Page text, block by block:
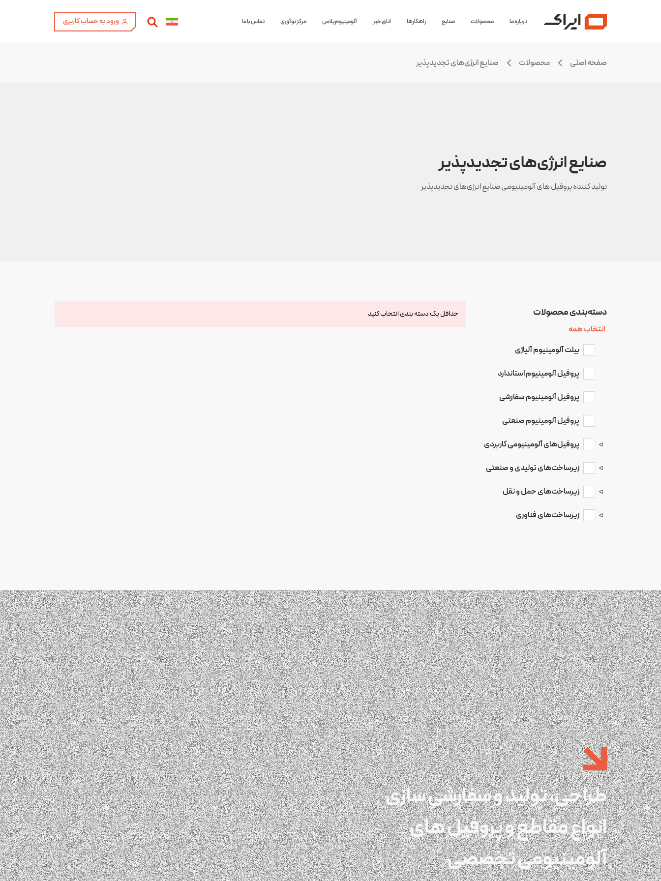
درباره ما محصولات صنایع راهکارها اتاق خبر آلومینیوم پلاس مرکز نوآوری تماس با ما ورود به حساب کاربری
صفحه اصلی محصولات صنایع انرژی‌های تجدیدپذیر
صنایع انرژی‌های تجدیدپذیر
تولید کننده پروفیل های آلومینیومی صنایع انرژی‌های تجدیدپذیر
دسته‌بندی‌ محصولات
انتخاب همه
بیلت آلومینیوم آلیاژی
پروفیل آلومینیوم استاندارد
پروفیل آلومینیوم سفارشی
پروفیل آلومینیوم صنعتی
پروفیل‌های آلومینیومی کاربردی
الکتروموتورهای صنعتی
پروفیل آلومینیوم ماژولار
پروفیل پارتیشن
زیرساخت‌های تولیدی و صنعتی
صنایع روشنایی
زیرساخت‌های حمل و نقل
صنایع‌خودروسازی و
زیرساخت‌های فناوری
حداقل یک دسته بندی انتخاب کنید
طراحی، تولید و سفارشی سازی
انواع مقاطع و پروفیل های
آلومینیومی تخصصی